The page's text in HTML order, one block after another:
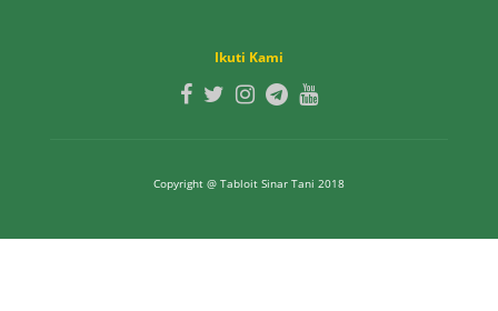
Ikuti Kami
Copyright @ Tabloit Sinar Tani 2018